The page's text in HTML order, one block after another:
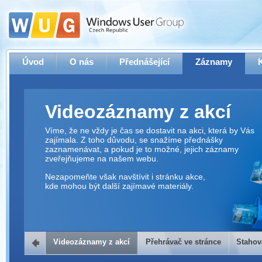
Úvod O nás Přednášející Záznamy
Videozáznamy z akcí
Víme, že ne vždy je čas se dostavit na akci, která by Vás
zajímala. Z toho důvodu, se snažíme přednášky
zaznamenávat, a pokud je to možné, jejich záznamy
zveřejňujeme na našem webu.
Nezapomeňte však navštívit i stránku akce,
kde mohou být další zajímavé materiály.
Přehrávač ve stránce
Videozáznamy z akcí Přehrávač ve stránce